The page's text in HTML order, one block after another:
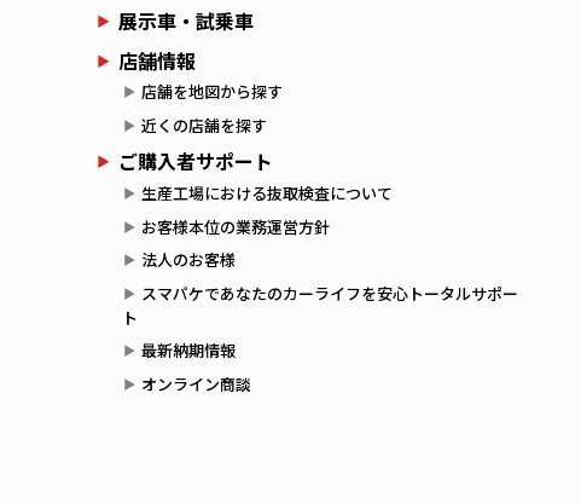
展示車・試乗車
店舗情報
店舗を地図から探す
近くの店舗を探す
ご購入者サポート
生産工場における抜取検査について
お客様本位の業務運営方針
法人のお客様
スマパケであなたのカーライフを安心トータルサポー
ト
最新納期情報
オンライン商談